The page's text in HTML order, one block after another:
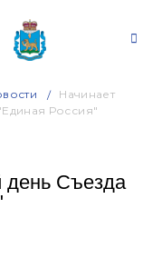
Начинает
Россия"
день Съезда